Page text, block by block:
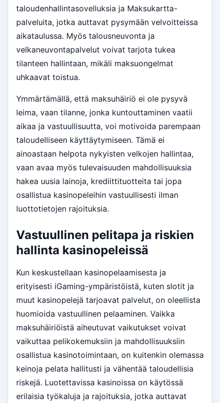
taloudenhallintasovelluksia ja Maksukartta-
palveluita, jotka auttavat pysymään velvoitteissa
aikataulussa. Myös talousneuvonta ja
velkaneuvontapalvelut voivat tarjota tukea
tilanteen hallintaan, mikäli maksuongelmat
uhkaavat toistua.
Ymmärtämällä, että maksuhäiriö ei ole pysyvä
leima, vaan tilanne, jonka kuntouttaminen vaatii
aikaa ja vastuullisuutta, voi motivoida parempaan
taloudelliseen käyttäytymiseen. Tämä ei
ainoastaan helpota nykyisten velkojen hallintaa,
vaan avaa myös tulevaisuuden mahdollisuuksia
hakea uusia lainoja, krediittituotteita tai jopa
osallistua kasinopeleihin vastuullisesti ilman
luottotietojen rajoituksia.
Vastuullinen pelitapa ja riskien
hallinta kasinopeleissä
Kun keskustellaan kasinopelaamisesta ja
erityisesti iGaming-ympäristöistä, kuten slotit ja
muut kasinopelejä tarjoavat palvelut, on oleellista
huomioida vastuullinen pelaaminen. Vaikka
maksuhäiriöistä aiheutuvat vaikutukset voivat
vaikuttaa pelikokemuksiin ja mahdollisuuksiin
osallistua kasinotoimintaan, on kuitenkin olemassa
keinoja pelata hallitusti ja vähentää taloudellisia
riskejä. Luotettavissa kasinoissa on käytössä
erilaisia työkaluja ja rajoituksia, jotka auttavat